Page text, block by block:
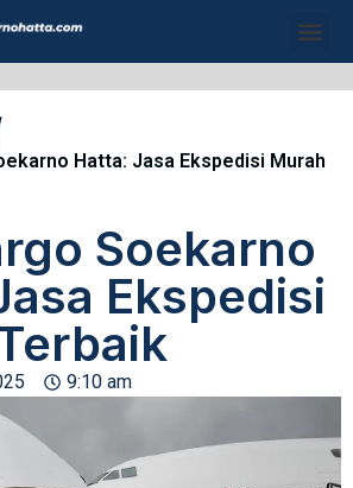
Hatta: Jasa Ekspedisi Murah
Soekarno
Ekspedisi
9:10 am